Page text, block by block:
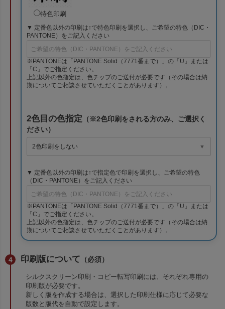
特色印刷
▼ 定番色以外の印刷は↑で特色印刷を選択し、ご希望の特色（DIC・
PANTONE）をご記入ください
※PANTONEは「PANTONE Solid（7771番まで）」の「U」または
「C」でご指定ください。
上記以外の色指定は、色チップのご送付が必要です（その場合は納
期についてご相談させていただくことがあります）。
2色目の色指定 （※2色印刷をされる方のみ、ご選択く
ださい）
▼ 定番色以外の印刷は↑で指定色で印刷を選択し、ご希望の特色
（DIC・PANTONE）をご記入ください
※PANTONEは「PANTONE Solid（7771番まで）」の「U」または
「C」でご指定ください。
上記以外の色指定は、色チップのご送付が必要です（その場合は納
期についてご相談させていただくことがあります）。
印刷版について （必須）
シルクスクリーン印刷・コピー転写印刷には、それぞれ専用の
印刷版が必要です。
新しく版を作成する場合は、選択した印刷仕様に応じて必要な
版数と版代を自動で設定します。